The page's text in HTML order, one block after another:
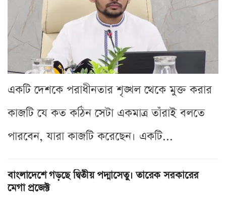
একটি দেশকে পরাধীনতার শৃঙ্খল থেকে মুক্ত করার
কাজটি যে কত কঠিন সেটা একমাত্র তাঁরাই বলতে
পারবেন, যারা কাজটি করেছেন। একটি...
বাংলাদেশে গড়ছে দ্বিতীয় পদ্মাসেতু। তারেক সরকারের
মেগা প্রজেক্ট